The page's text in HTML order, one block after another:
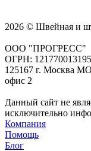
2026 © Швейная и
ООО "ПРОГРЕСС"
ОГРН:
125167 г. Москва
офис 2
Данный сайт не
исключительно
Компания
Помощь
Блог